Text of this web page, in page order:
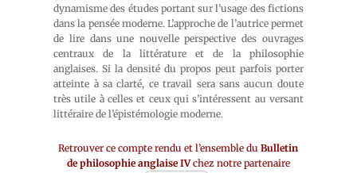
dynamisme des études portant sur l’usage des fictions
dans la pensée moderne. L’approche de l’autrice permet
de lire dans une nouvelle perspective des ouvrages
centraux de la littérature et de la philosophie
anglaises. Si la densité du propos peut parfois porter
atteinte à sa clarté, ce travail sera sans aucun doute
très utile à celles et ceux qui s’intéressent au versant
littéraire de l’épistémologie moderne.
Retrouver ce compte rendu et l’ensemble duBulletin
de philosophie anglaise IVchez notre partenaire